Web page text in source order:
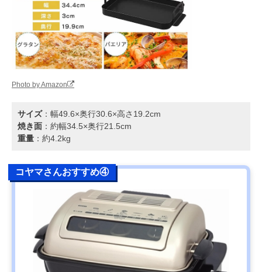
Photo by Amazon
サイズ：幅49.6×奥行30.6×高さ19.2cm
焼き面 ：約幅34.5×奥行21.5cm
重量 ：約4.2kg
コヤマさんおすすめ④